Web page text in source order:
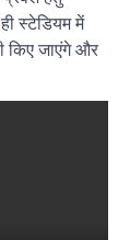
स्टेडियम में
किए जाएंगे और